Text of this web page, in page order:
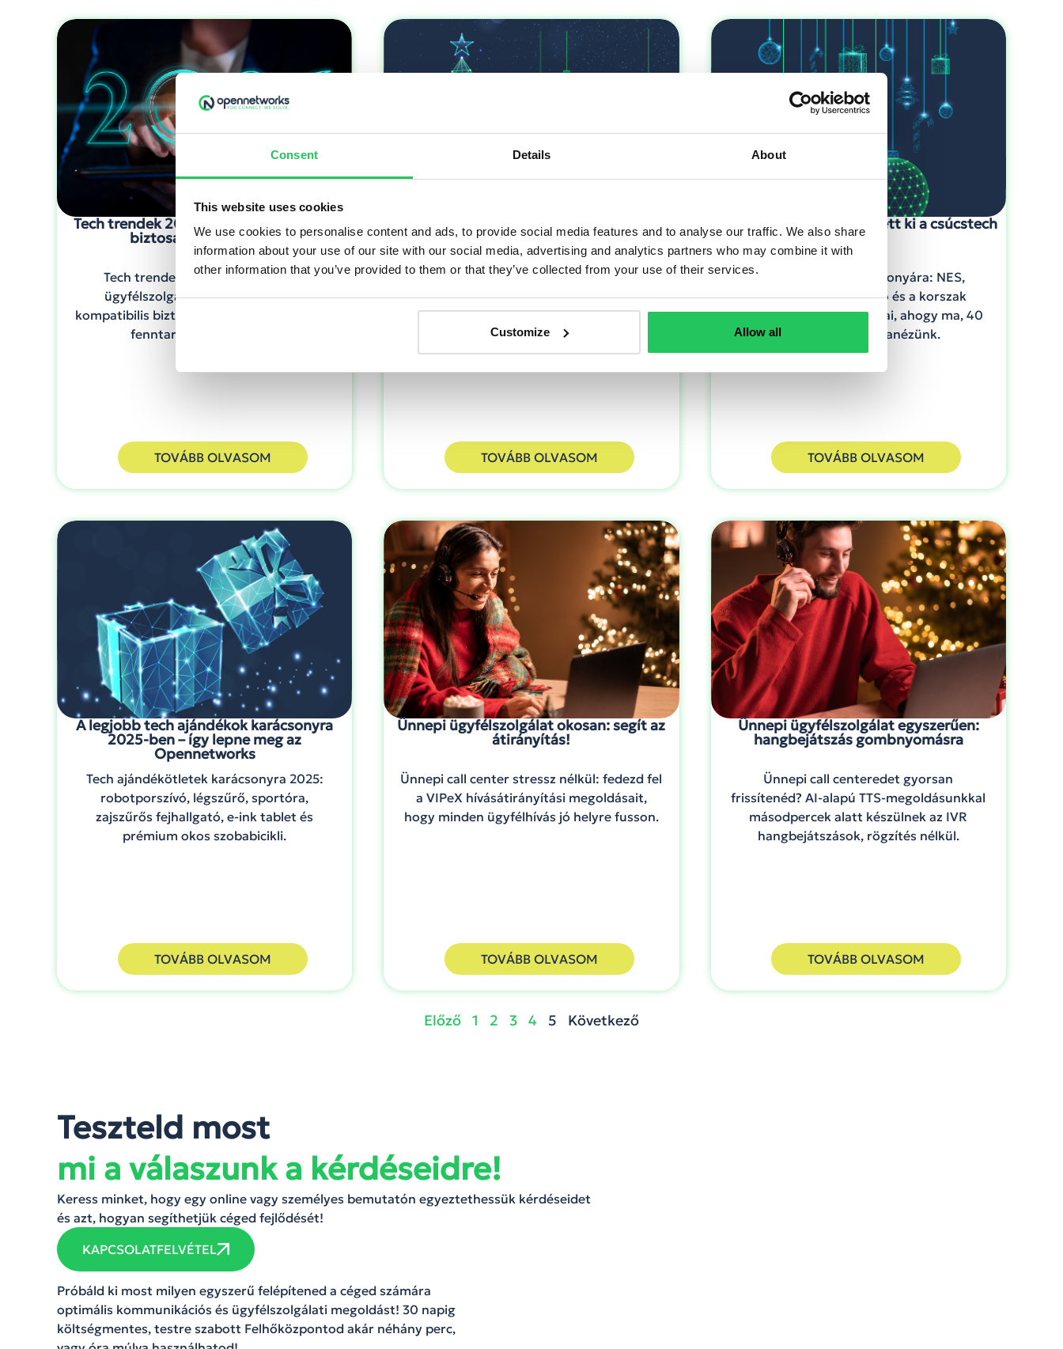
Consent Details About
This website uses cookies
We use cookies to personalise content and ads, to provide social media features and to analyse our traffic. We also share
information about your use of our site with our social media, advertising and analytics partners who may combine it with
other information that you’ve provided to them or that they’ve collected from your use of their services.
Customize Allow all
Tech trendek 2026-ban: 5 irány, amivel
biztosan számolni kell
Tech trendek 2026-ban: AI-native
ügyfélszolgálat, CCaaS 2.0, NIS2-
kompatibilis biztonság és emberközpontú,
fenntartható call center.
TOVÁBB OLVASOM
2025-ben is legyen techmentes
karácsonyod!
Idén is kihívásokkal teli, de sikeres évünk
volt veletek! Az Opennetworks csapata.
TOVÁBB OLVASOM
Karácsony 1985: így nézett ki a csúcstech
40 éve
Időutazás 1985 karácsonyára: NES,
Walkman, videómagnó és a korszak
legmenőbb tech ajándékai, ahogy ma, 40
év távlatából visszanézünk.
TOVÁBB OLVASOM
A legjobb tech ajándékok karácsonyra
2025-ben – így lepne meg az
Opennetworks
Tech ajándékötletek karácsonyra 2025:
robotporszívó, légszűrő, sportóra,
zajszűrős fejhallgató, e-ink tablet és
prémium okos szobabicikli.
TOVÁBB OLVASOM
Ünnepi ügyfélszolgálat okosan: segít az
átirányítás!
Ünnepi call center stressz nélkül: fedezd fel
a VIPeX hívásátirányítási megoldásait,
hogy minden ügyfélhívás jó helyre fusson.
TOVÁBB OLVASOM
Ünnepi ügyfélszolgálat egyszerűen:
hangbejátszás gombnyomásra
Ünnepi call centeredet gyorsan
frissítenéd? AI-alapú TTS-megoldásunkkal
másodpercek alatt készülnek az IVR
hangbejátszások, rögzítés nélkül.
TOVÁBB OLVASOM
Előző 1 2 3 4 5 Következő
Teszteld most
mi a válaszunk a kérdéseidre!
Keress minket, hogy egy online vagy személyes bemutatón egyeztethessük kérdéseidet
és azt, hogyan segíthetjük céged fejlődését!
KAPCSOLATFELVÉTEL
Próbáld ki most milyen egyszerű felépítened a céged számára
optimális kommunikációs és ügyfélszolgálati megoldást! 30 napig
költségmentes, testre szabott Felhőközpontod akár néhány perc,